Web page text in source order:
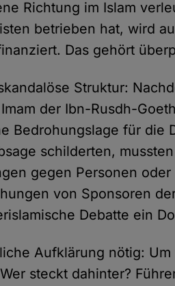
Richtung im Islam
betrieben hat, wird
Das gehört
Struktur:
der Ibn-Rusdh-
Bedrohungslage für die
schilderten,
gegen Personen
von Sponsoren
Debatte ein
Aufklärung nötig:
steckt dahinter?